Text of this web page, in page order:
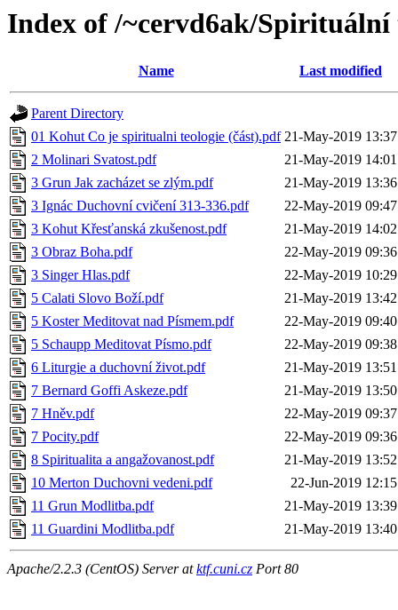
Index of /~cervd6ak/Spirituální
Name Last modified
Parent Directory
01 Kohut Co je spiritualni teologie (část).pdf 21-May-2019 13:37
2 Molinari Svatost.pdf
21-May-2019 14:01
3 Grun Jak zacházet se zlým.pdf
21-May-2019 13:36
3 Ignác Duchovní cvičení 313-336.pdf
22-May-2019 09:47
3 Kohut Křesťanská zkušenost.pdf
21-May-2019 14:02
3 Obraz Boha.pdf
22-May-2019 09:36
3 Singer Hlas.pdf
22-May-2019 10:29
5 Calati Slovo Boží.pdf
21-May-2019 13:42
5 Koster Meditovat nad Písmem.pdf
22-May-2019 09:40
5 Schaupp Meditovat Písmo.pdf
22-May-2019 09:38
6 Liturgie a duchovní život.pdf
21-May-2019 13:51
7 Bernard Goffi Askeze.pdf
21-May-2019 13:50
7 Hněv.pdf
22-May-2019 09:37
7 Pocity.pdf
22-May-2019 09:36
8 Spiritualita a angažovanost.pdf
21-May-2019 13:52
10 Merton Duchovni vedeni.pdf
22-Jun-2019 12:15
11 Grun Modlitba.pdf
21-May-2019 13:39
11 Guardini Modlitba.pdf
21-May-2019 13:40
Apache/2.2.3 (CentOS) Server atktf.cuni.cz Port 80